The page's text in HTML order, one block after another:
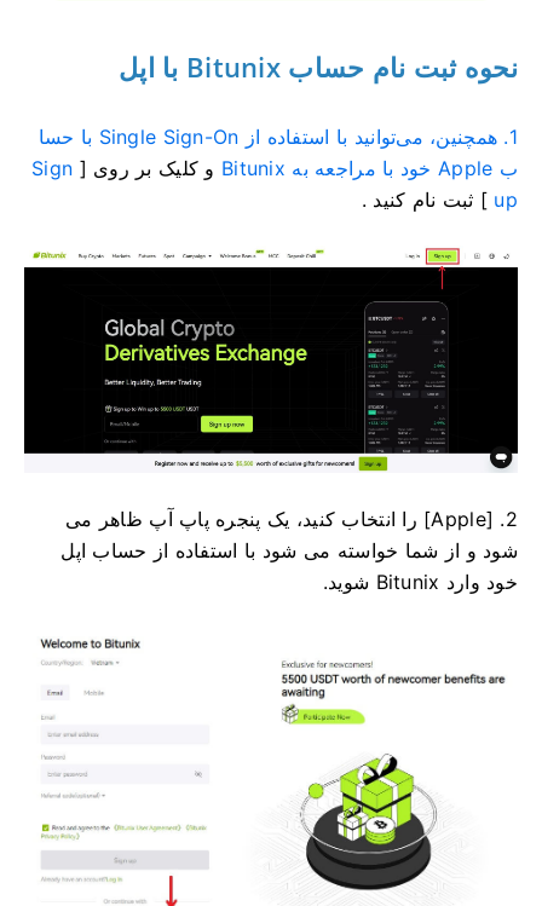
نحوه ثبت نام حساب Bitunix با اپل
1. همچنین، می‌توانید با استفاده از Single Sign-On با حسا
ب Apple خود با مراجعه به Bitunix
و کلیک بر روی [ Sign
up
] ثبت نام کنید .
2. [Apple] را انتخاب کنید، یک پنجره پاپ آپ ظاهر می
شود و از شما خواسته می شود با استفاده از حساب اپل
خود وارد Bitunix شوید.